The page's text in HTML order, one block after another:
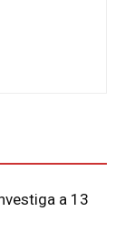
a 13